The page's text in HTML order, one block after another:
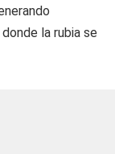
la rubia se